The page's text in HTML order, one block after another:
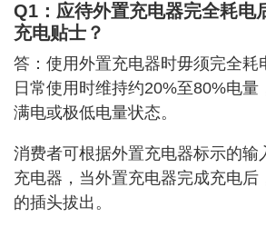
Q1：应待外置充电器完全耗电
充电贴士？
答：使用外置充电器时毋须完全耗
日常使用时维持约20%至80%电量
满电或极低电量状态。
消费者可根据外置充电器标示的输
充电器，当外置充电器完成充电后
的插头拔出。